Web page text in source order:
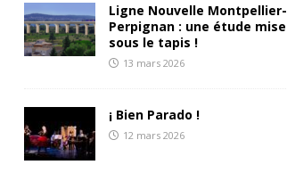
Ligne Nouvelle Montpellier-
Perpignan : une étude mise
sous le tapis !
13 mars 2026
¡ Bien Parado !
12 mars 2026